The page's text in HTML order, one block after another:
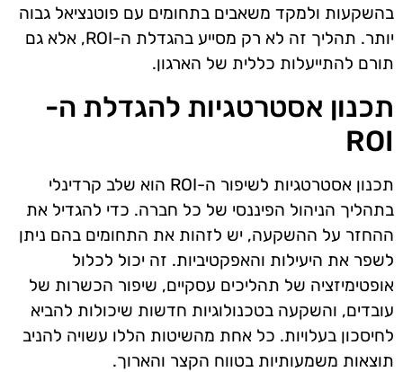
בהשקעות ולמקד משאבים בתחומים עם פוטנציאל גבוה
יותר. תהליך זה לא רק מסייע בהגדלת ה-ROI, אלא גם
תורם להתייעלות כללית של הארגון.
תכנון אסטרטגיות להגדלת ה-
ROI
תכנון אסטרטגיות לשיפור ה-ROI הוא שלב קרדינלי
בתהליך הניהול הפיננסי של כל חברה. כדי להגדיל את
ההחזר על ההשקעה, יש לזהות את התחומים בהם ניתן
לשפר את היעילות והאפקטיביות. זה יכול לכלול
אופטימיזציה של תהליכים עסקיים, שיפור הכשרות של
עובדים, והשקעה בטכנולוגיות חדשות שיכולות להביא
לחיסכון בעלויות. כל אחת מהשיטות הללו עשויה להניב
תוצאות משמעותיות בטווח הקצר והארוך.